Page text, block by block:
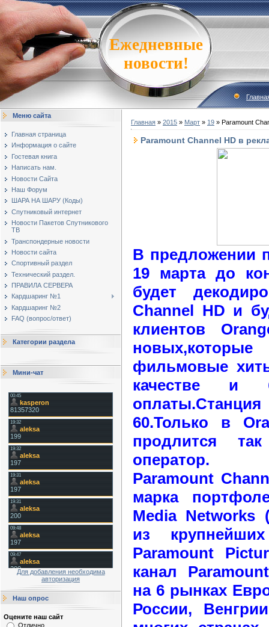
Ежедневные
новости!
Меню сайта
Главная страница
Информация о сайте
Гостевая книга
Написать нам.
Новости Сайта
Наш Форум
ШАРА НА ШАРУ (Коды)
Спутниковый интернет
Новости Пакетов Спутникового
ТВ
Транспондерные новости
Новости сайта
Спортивный раздел
Технический раздел.
ПРАВИЛА СЕРВЕРА
Кардшаринг №1
Кардшаринг №2
FAQ (вопрос/ответ)
Категории раздела
Мини-чат
Для добавления необходима
авторизация
Наш опрос
Оцените наш сайт
Отлично
Главная » 2015 » Март » 19 » Paramount
Paramount Channel HD в
В предложении
19 марта до
будет
Channel HD и
клиентов
фильмовые
качестве и
60.Только в
продлится
оператор.
Paramount
марка
Media Networks
из
Paramount
канал
на 6 рынках
России,